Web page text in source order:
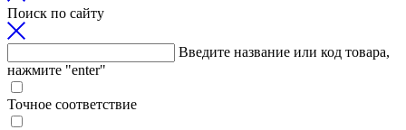
Поиск по сайту
Введите название или код товара,
нажмите "enter"
Точное соответствие